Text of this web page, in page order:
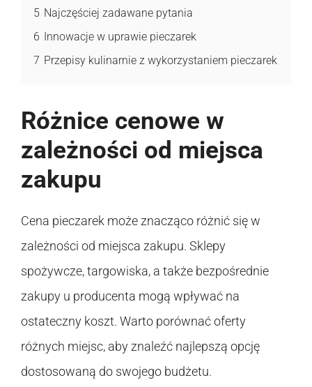
5 Najczęściej zadawane pytania
6 Innowacje w uprawie pieczarek
7 Przepisy kulinarnie z wykorzystaniem pieczarek
Różnice cenowe w
zależności od miejsca
zakupu
Cena pieczarek może znacząco różnić się w
zależności od miejsca zakupu. Sklepy
spożywcze, targowiska, a także bezpośrednie
zakupy u producenta mogą wpływać na
ostateczny koszt. Warto porównać oferty
różnych miejsc, aby znaleźć najlepszą opcję
dostosowaną do swojego budżetu.